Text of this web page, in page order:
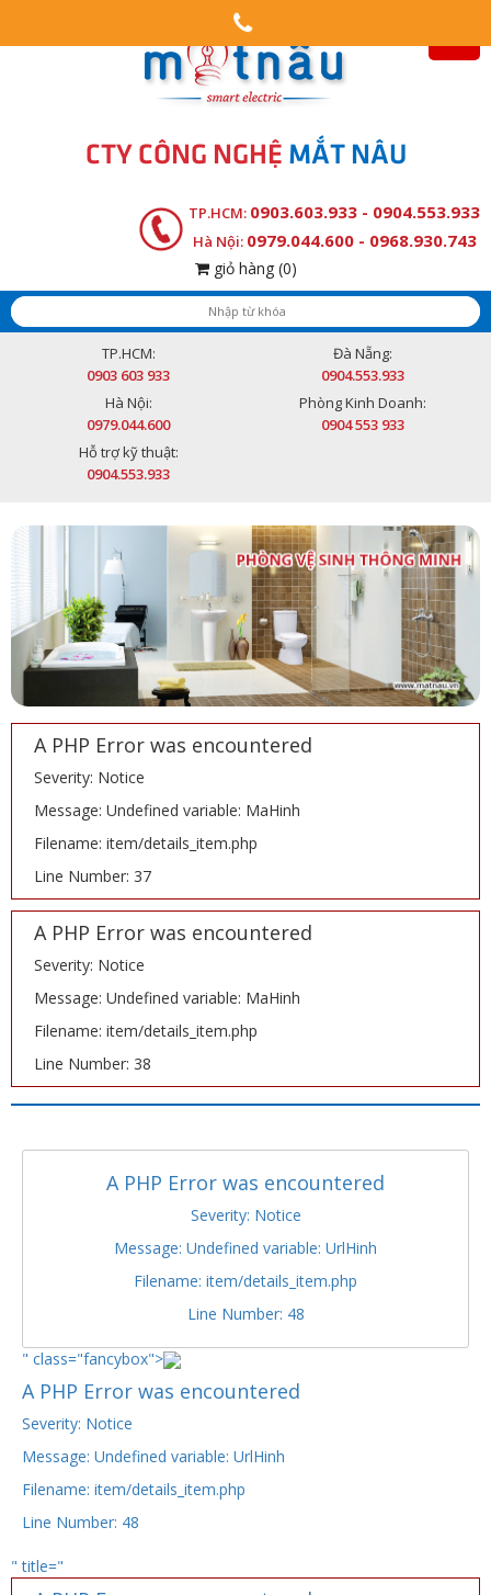
CTY CÔNG NGHỆ MẮT NÂU
TP.HCM: 0903.603.933 - 0904.553.933
Hà Nội: 0979.044.600 - 0968.930.743
giỏ hàng (0)
TP.HCM:
0903 603 933
Đà Nẵng:
0904.553.933
Hà Nội:
0979.044.600
Phòng Kinh Doanh:
0904 553 933
Hỗ trợ kỹ thuật:
0904.553.933
A PHP Error was encountered
Severity: Notice
Message: Undefined variable: MaHinh
Filename: item/details_item.php
Line Number: 37
A PHP Error was encountered
Severity: Notice
Message: Undefined variable: MaHinh
Filename: item/details_item.php
Line Number: 38
A PHP Error was encountered
Severity: Notice
Message: Undefined variable: UrlHinh
Filename: item/details_item.php
Line Number: 48
" class="fancybox">
A PHP Error was encountered
Severity: Notice
Message: Undefined variable: UrlHinh
Filename: item/details_item.php
Line Number: 48
" title="